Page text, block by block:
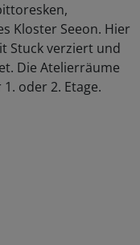
Kloster Seeon. Hier
Stuck verziert und
Die Atelierräume
oder 2. Etage.